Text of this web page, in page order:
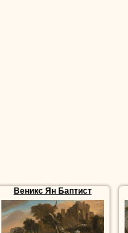
Веникс Ян Баптист